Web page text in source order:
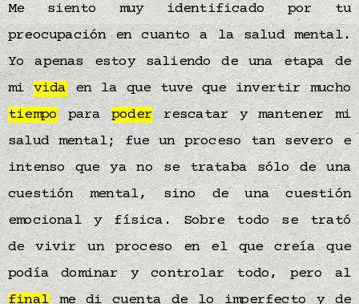
Me siento muy identificado por tu
preocupación en cuanto a la salud mental.
Yo apenas estoy saliendo de una etapa de
mivida en la que tuve que invertir mucho
tiempo parapoderrescatar y mantener mi
salud mental; fue un proceso tan severo e
intenso que ya no se trataba sólo de una
cuestión mental, sino de una cuestión
emocional y física. Sobre todo se trató
de vivir un proceso en el que creía que
podía dominar y controlar todo, pero al
final me di cuenta de lo imperfecto y de